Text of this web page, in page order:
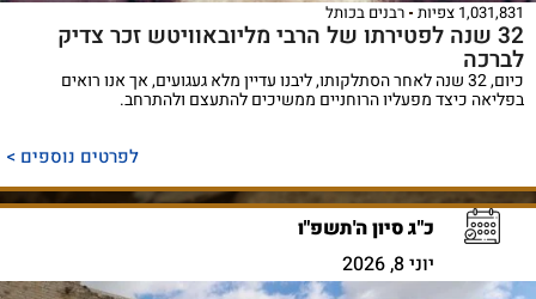
1,031,831 צפיות רבנים בכותל
32 שנה לפטירתו של הרבי מליובאוויטש זכר צדיק
לברכה
כיום, 32 שנה לאחר הסתלקותו, ליבנו עדיין מלא געגועים, אך אנו רואים
בפליאה כיצד מפעליו הרוחניים ממשיכים להתעצם ולהתרחב.
לפרטים נוספים >
כ"ג סיון ה'תשפ"ו
יוני 8, 2026